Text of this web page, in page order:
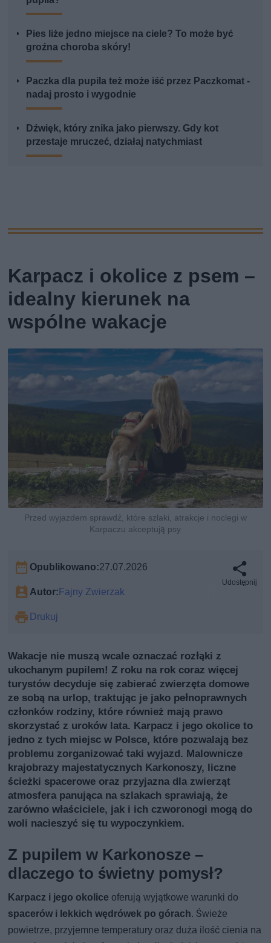
Pies liże jedno miejsce na ciele? To może być
groźna choroba skóry!
Paczka dla pupila też może iść przez Paczkomat -
nadaj prosto i wygodnie
Dźwięk, który znika jako pierwszy. Gdy kot
przestaje mruczeć, działaj natychmiast
Karpacz i okolice z psem –
idealny kierunek na
wspólne wakacje
Przed wyjazdem sprawdź, które szlaki, atrakcje i noclegi w
Karpaczu akceptują psy
Opublikowano:27.07.2026
Autor:Fajny Zwierzak
Drukuj
Udostępnij
Wakacje nie muszą wcale oznaczać rozłąki z
ukochanym pupilem! Z roku na rok coraz więcej
turystów decyduje się zabierać zwierzęta domowe
ze sobą na urlop, traktując je jako pełnoprawnych
członków rodziny, które również mają prawo
skorzystać z uroków lata. Karpacz i jego okolice to
jedno z tych miejsc w Polsce, które pozwalają bez
problemu zorganizować taki wyjazd. Malownicze
krajobrazy majestatycznych Karkonoszy, liczne
ścieżki spacerowe oraz przyjazna dla zwierząt
atmosfera panująca na szlakach sprawiają, że
zarówno właściciele, jak i ich czworonogi mogą do
woli nacieszyć się tu wypoczynkiem.
Z pupilem w Karkonosze –
dlaczego to świetny pomysł?
Karpacz i jego okolice oferują wyjątkowe warunki do
spacerów i lekkich wędrówek po górach. Świeże
powietrze, przyjemne temperatury oraz duża ilość cienia na